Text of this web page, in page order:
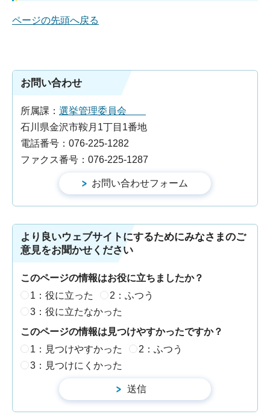
ページの先頭へ戻る
お問い合わせ
所属課： 選挙管理委員会
石川県金沢市鞍月1丁目1番地
電話番号：076-225-1282
ファクス番号：076-225-1287
より良いウェブサイトにするためにみなさまのご
意見をお聞かせください
このページの情報はお役に立ちましたか？
1：役に立った
2：ふつう
3：役に立たなかった
このページの情報は見つけやすかったですか？
1：見つけやすかった
2：ふつう
3：見つけにくかった